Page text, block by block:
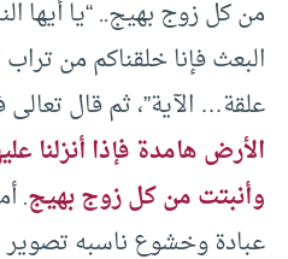
من كل زوج بهيج.. “يا أيها
البعث فإنا خلقناكم من
علقة… الآية”، ثم قال
الأرض هامدة فإذا أنزلنا
وأنبتت من كل زوج بهيج.
عبادة وخشوع ناسبه تصوير